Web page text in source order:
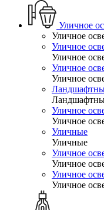
Уличное
Уличное
Уличное
Уличное
Уличное
Уличное
Уличное
Уличное
Уличные
Уличные
Уличное
Уличное
Уличное
Уличное